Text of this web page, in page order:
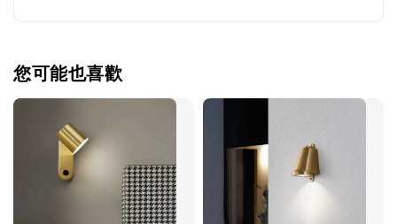
您可能也喜歡